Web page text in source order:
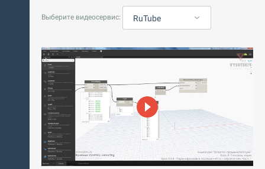
Выберите видеосервис: RuTube